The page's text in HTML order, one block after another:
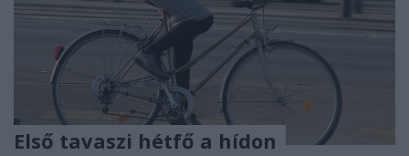
Első tavaszi hétfő a hídon